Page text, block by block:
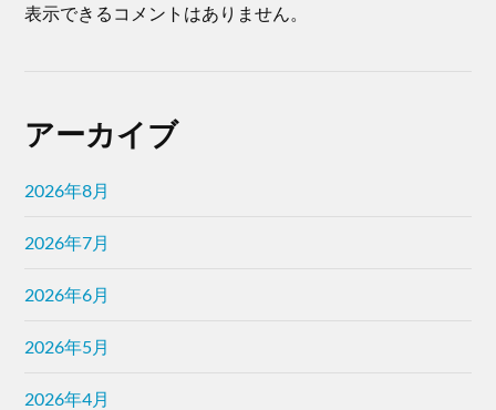
表示できるコメントはありません。
アーカイブ
2026年8月
2026年7月
2026年6月
2026年5月
2026年4月